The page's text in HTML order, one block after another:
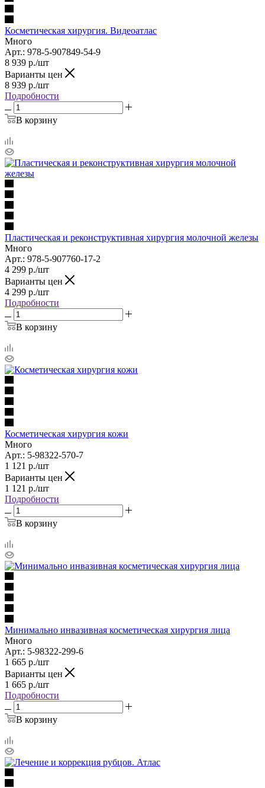
Косметическая хирургия. Видеоатлас
Много
Арт.: 978-5-907849-54-9
8 939 р./шт
Варианты цен
8 939 р./шт
Подробности
В корзину
Пластическая и реконструктивная хирургия молочной железы
Много
Арт.: 978-5-907760-17-2
4 299 р./шт
Варианты цен
4 299 р./шт
Подробности
В корзину
Косметическая хирургия кожи
Много
Арт.: 5-98322-570-7
1 121 р./шт
Варианты цен
1 121 р./шт
Подробности
В корзину
Минимально инвазивная косметическая хирургия лица
Много
Арт.: 5-98322-299-6
1 665 р./шт
Варианты цен
1 665 р./шт
Подробности
В корзину